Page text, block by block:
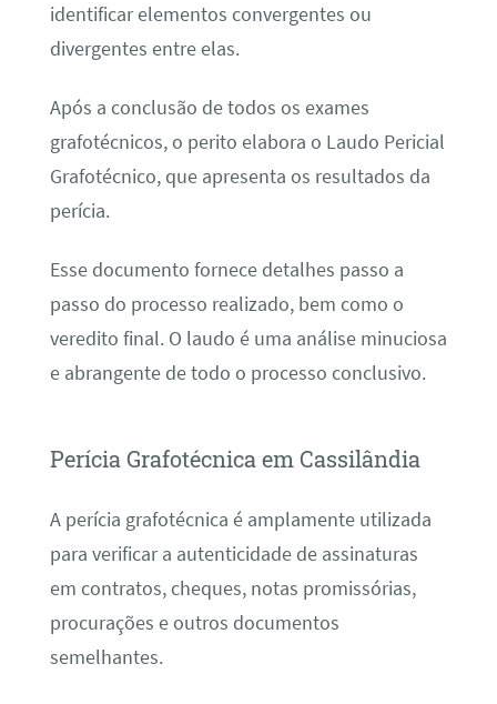
identificar elementos convergentes ou
divergentes entre elas.
Após a conclusão de todos os exames
grafotécnicos, o perito elabora o Laudo Pericial
Grafotécnico, que apresenta os resultados da
perícia.
Esse documento fornece detalhes passo a
passo do processo realizado, bem como o
veredito final. O laudo é uma análise minuciosa
e abrangente de todo o processo conclusivo.
Perícia Grafotécnica em Cassilândia
A perícia grafotécnica é amplamente utilizada
para verificar a autenticidade de assinaturas
em contratos, cheques, notas promissórias,
procurações e outros documentos
semelhantes.